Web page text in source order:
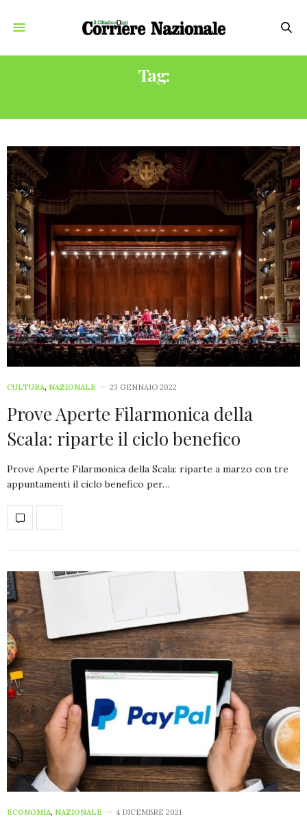
Tag:
CULTURA, NAZIONALE 23 GENNAIO 2022
Prove Aperte Filarmonica della
Scala: riparte il ciclo benefico
Prove Aperte Filarmonica della Scala: riparte a marzo con tre
appuntamenti il ciclo benefico per…
ECONOMIA, NAZIONALE 4 DICEMBRE 2021